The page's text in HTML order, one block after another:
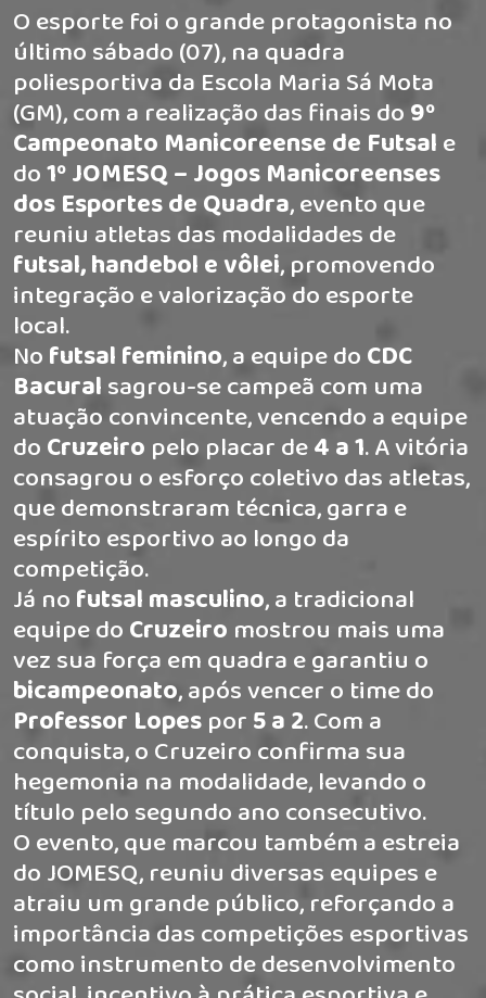
O esporte foi o grande protagonista no
último sábado (07), na quadra
poliesportiva da Escola Maria Sá Mota
(GM), com a realização das finais do9º
Campeonato Manicoreense de Futsale
do1º JOMESQ – Jogos Manicoreenses
dos Esportes de Quadra, evento que
reuniu atletas das modalidades de
futsal, handebol e vôlei, promovendo
integração e valorização do esporte
local.
Nofutsal feminino, a equipe doCDC
Bacuralsagrou-se campeã com uma
atuação convincente, vencendo a equipe
doCruzeiro pelo placar de4 a 1. A vitória
consagrou o esforço coletivo das atletas,
que demonstraram técnica, garra e
espírito esportivo ao longo da
competição.
Já nofutsal masculino, a tradicional
equipe doCruzeiro mostrou mais uma
vez sua força em quadra e garantiu o
bicampeonato, após vencer o time do
Professor Lopespor5 a 2. Com a
conquista, o Cruzeiro confirma sua
hegemonia na modalidade, levando o
título pelo segundo ano consecutivo.
O evento, que marcou também a estreia
do JOMESQ, reuniu diversas equipes e
atraiu um grande público, reforçando a
importância das competições esportivas
como instrumento de desenvolvimento